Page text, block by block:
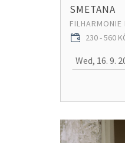
SMETANA
230 - 560
Wed, 16. 9.